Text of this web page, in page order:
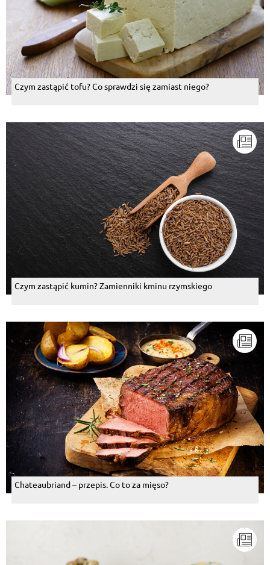
Czym zastąpić tofu? Co sprawdzi się zamiast niego?
Czym zastąpić kumin? Zamienniki kminu rzymskiego
Chateaubriand – przepis. Co to za mięso?